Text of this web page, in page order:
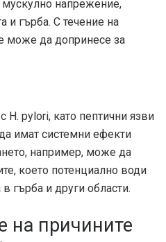
напрежение,
и гърба. С течение на
може да допринесе за
pylori, като пептични язви
имат системни ефекти
например, може да
което потенциално води
гърба и други области.
на причините